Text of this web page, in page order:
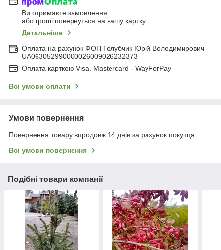
Ви отримаєте замовлення
або гроші повернуться на вашу картку
Детальніше
Оплата на рахунок ФОП Голубчик Юрій Володимирович
UA063052990000026009026232373
Оплата карткою Visa, Mastercard - WayForPay
Всі умови оплати
Умови повернення
Повернення товару впродовж 14 днів за рахунок покупця
Всі умови повернення
Подібні товари компанії